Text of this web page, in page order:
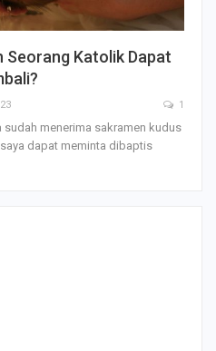
Seorang Katolik Dapat
1
menerima sakramen kudus
dapat meminta dibaptis